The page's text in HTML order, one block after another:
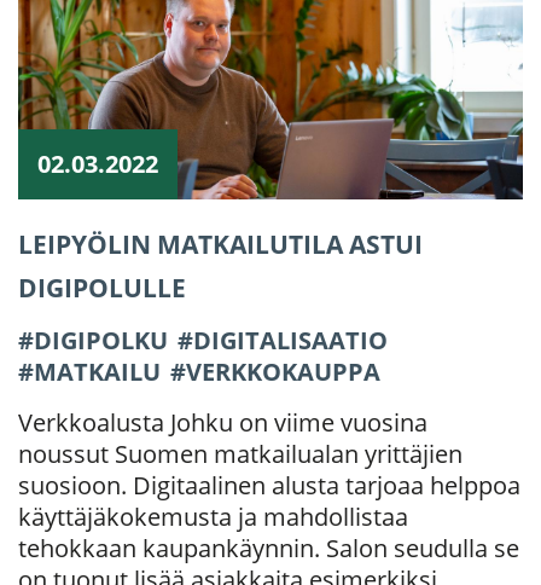
02.03.2022
LEIPYÖLIN MATKAILUTILA ASTUI
DIGIPOLULLE
DIGIPOLKU
DIGITALISAATIO
MATKAILU
VERKKOKAUPPA
Verkkoalusta Johku on viime vuosina
noussut Suomen matkailualan yrittäjien
suosioon. Digitaalinen alusta tarjoaa helppoa
käyttäjäkokemusta ja mahdollistaa
tehokkaan kaupankäynnin. Salon seudulla se